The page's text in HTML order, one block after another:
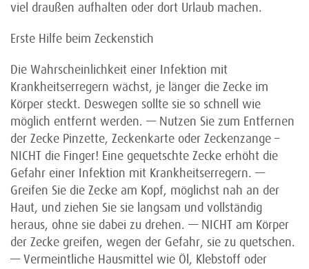
viel draußen aufhalten oder dort Urlaub machen.
Erste Hilfe beim Zeckenstich
Die Wahrscheinlichkeit einer Infektion mit
Krankheitserregern wächst, je länger die Zecke im
Körper steckt. Deswegen sollte sie so schnell wie
möglich entfernt werden. — Nutzen Sie zum Entfernen
der Zecke Pinzette, Zeckenkarte oder Zeckenzange –
NICHT die Finger! Eine gequetschte Zecke erhöht die
Gefahr einer Infektion mit Krankheitserregern. —
Greifen Sie die Zecke am Kopf, möglichst nah an der
Haut, und ziehen Sie sie langsam und vollständig
heraus, ohne sie dabei zu drehen. — NICHT am Körper
der Zecke greifen, wegen der Gefahr, sie zu quetschen.
— Vermeintliche Hausmittel wie Öl, Klebstoff oder